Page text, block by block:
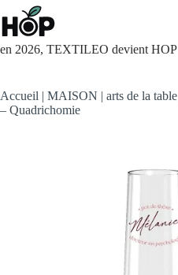
Passer
au
contenu
en 2026, TEXTILEO devient HOP
Accueil | MAISON | arts de la table
– Quadrichomie